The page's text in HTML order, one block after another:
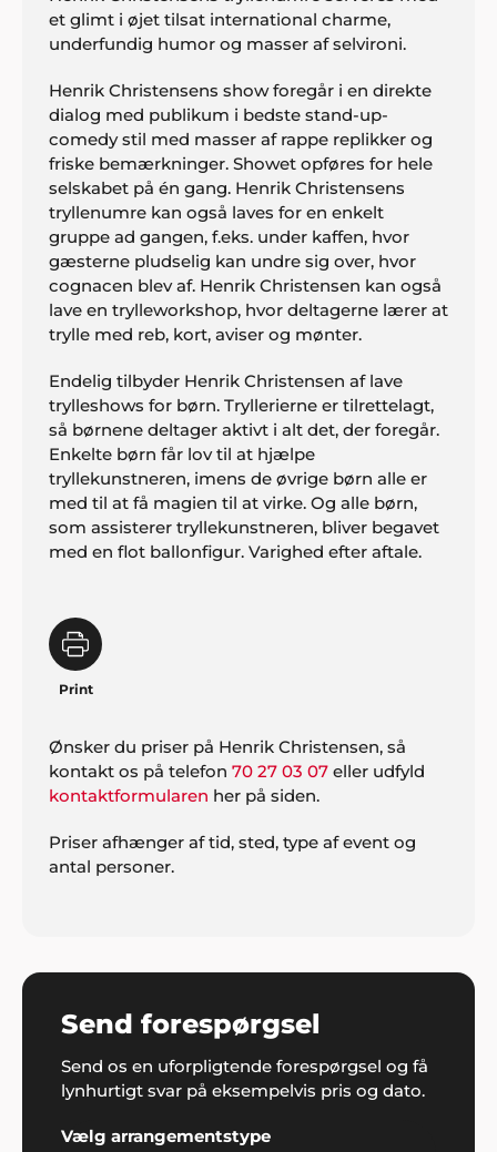
et glimt i øjet tilsat international charme,
underfundig humor og masser af selvironi.
Henrik Christensens show foregår i en direkte
dialog med publikum i bedste stand-up-
comedy stil med masser af rappe replikker og
friske bemærkninger. Showet opføres for hele
selskabet på én gang. Henrik Christensens
tryllenumre kan også laves for en enkelt
gruppe ad gangen, f.eks. under kaffen, hvor
gæsterne pludselig kan undre sig over, hvor
cognacen blev af. Henrik Christensen kan også
lave en trylleworkshop, hvor deltagerne lærer at
trylle med reb, kort, aviser og mønter.
Endelig tilbyder Henrik Christensen af lave
trylleshows for børn. Tryllerierne er tilrettelagt,
så børnene deltager aktivt i alt det, der foregår.
Enkelte børn får lov til at hjælpe
tryllekunstneren, imens de øvrige børn alle er
med til at få magien til at virke. Og alle børn,
som assisterer tryllekunstneren, bliver begavet
med en flot ballonfigur. Varighed efter aftale.
Print
Ønsker du priser på Henrik Christensen, så
kontakt os på telefon 70 27 03 07 eller udfyld
kontaktformularen her på siden.
Priser afhænger af tid, sted, type af event og
antal personer.
Send forespørgsel
Send os en uforpligtende forespørgsel og få
lynhurtigt svar på eksempelvis pris og dato.
Vælg arrangementstype